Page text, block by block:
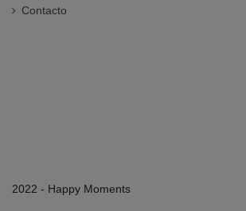
Contacto
2022 - Happy Moments